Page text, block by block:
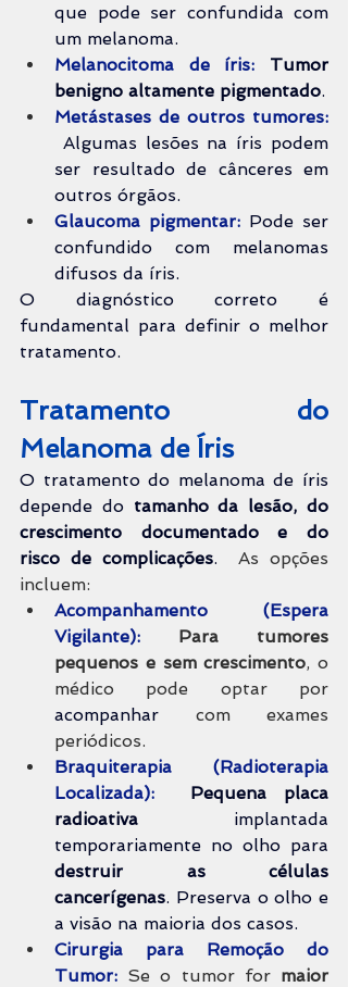
que pode ser confundida com
um melanoma.
Melanocitoma de íris:
Tumor
benigno altamente pigmentado.
Algumas lesões na íris podem
ser resultado de cânceres em
outros órgãos.
Glaucoma pigmentar: Pode ser
confundido com melanomas
difusos da íris.
O diagnóstico correto é
fundamental para definir o melhor
tratamento.
Tratamento do
Melanoma de Íris
O tratamento do melanoma de íris
depende do tamanho da lesão, do
crescimento documentado e do
risco de complicações.
As opções
incluem:
Acompanhamento (Espera
Vigilante):
Para tumores
pequenos e sem crescimento, o
acompanhar com exames
periódicos.
Braquiterapia (Radioterapia
Localizada):
Pequena placa
radioativa implantada
temporariamente no olho para
destruir as células
cancerígenas. Preserva o olho e
a visão na maioria dos casos.
Cirurgia para Remoção do
Tumor: Se o tumor for maior